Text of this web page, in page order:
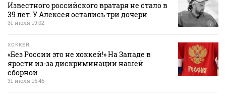
Известного российского вратаря не стало в
39 лет. У Алексея остались три дочери
31 июля 19:02
ХОККЕЙ
«Без России это не хоккей!» На Западе в
ярости из-за дискриминации нашей
сборной
31 июля 16:46